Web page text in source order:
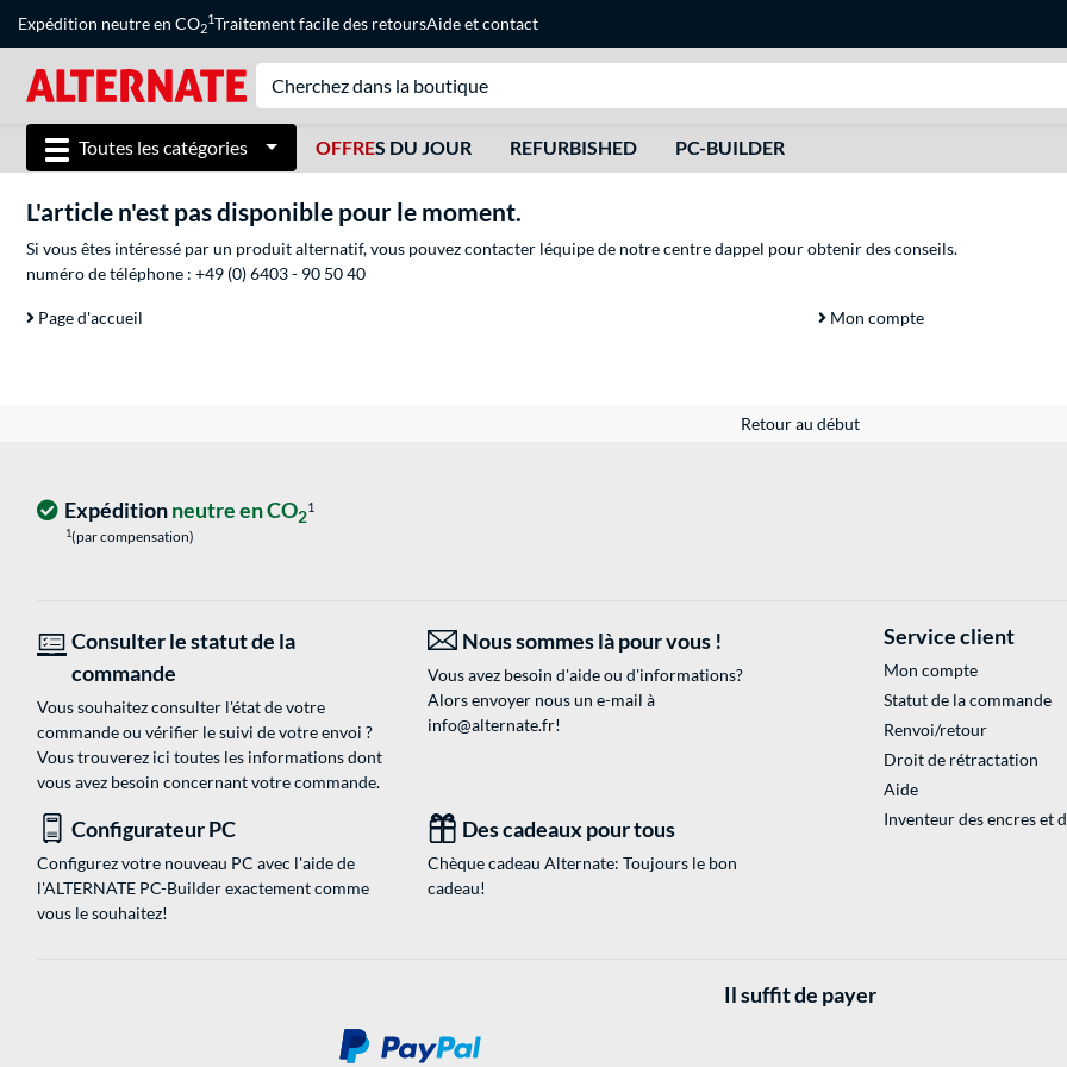
Expédition neutre en CO2
1Traitement facile des retoursAideetcontact
Toutes les catégories OFFRES DU JOUR REFURBISHED PC-BUILDER
L'article n'est pas disponible pour le moment.
Si vous êtes intéressé par un produit alternatif, vous pouvez contacter léquipe de notre centre dappel pour obtenir des conseils.
numéro de téléphone : +49 (0) 6403 - 90 50 40
Page d'accueil Mon compte
Retour au début
Expéditionneutre en CO21
1(par compensation)
Consulter le statut de la
commande
Vous souhaitez consulter l'état de votre
commande ou vérifier le suivi de votre envoi ?
Vous trouverez ici toutes les informations dont
vous avez besoin concernant votre commande.
Nous sommes là pour vous !
Vous avez besoin d'aide ou d'informations?
Alors envoyer nous un e-mail à
info@alternate.fr!
Configurateur PC
Configurez votre nouveau PC avec l'aide de
l'ALTERNATE PC-Builder exactement comme
vous le souhaitez!
Des cadeaux pour tous
Chèque cadeau Alternate: Toujours le bon
cadeau!
Service client
Mon compte
Statut de la commande
Renvoi/retour
Droit de rétractation
Aide
Inventeur des encres et
Il suffit de payer